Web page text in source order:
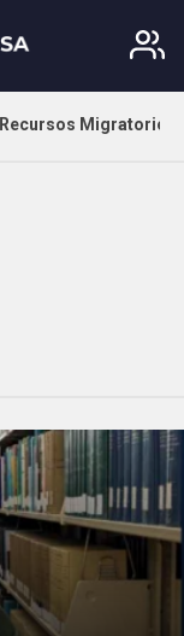
Recursos Migratorios